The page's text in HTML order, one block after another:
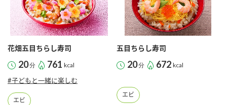
花畑五目ちらし寿司
20分 761 kcal
#子どもと一緒に楽しむ
エビ
五目ちらし寿司
20分 672 kcal
エビ